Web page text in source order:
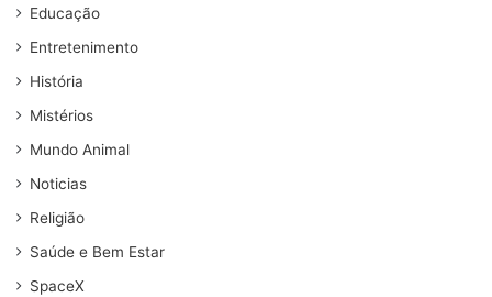
Educação
Entretenimento
História
Mistérios
Mundo Animal
Noticias
Religião
Saúde e Bem Estar
SpaceX